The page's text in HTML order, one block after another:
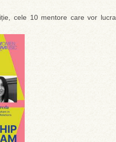
cele 10 mentore care vor lucra